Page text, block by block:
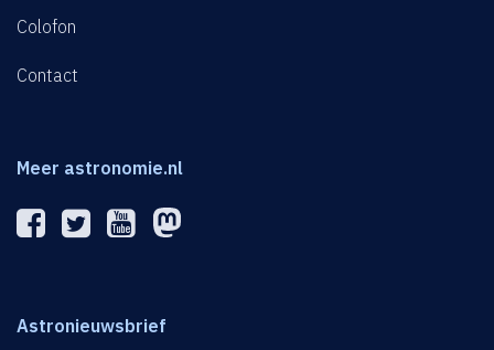
Colofon
Contact
Meer astronomie.nl
Astronieuwsbrief